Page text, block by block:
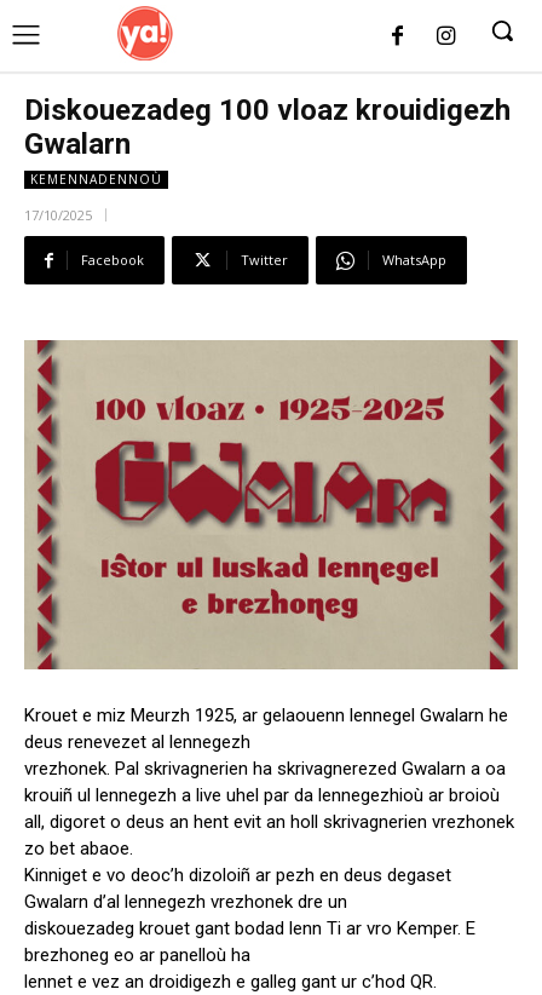
Diskouezadeg 100 vloaz krouidigezh
Gwalarn
KEMENNADENNOÙ
17/10/2025
Facebook Twitter WhatsApp
Krouet e miz Meurzh 1925, ar gelaouenn lennegel Gwalarn he
deus renevezet al lennegezh
vrezhonek. Pal skrivagnerien ha skrivagnerezed Gwalarn a oa
krouiñ ul lennegezh a live uhel par da lennegezhioù ar broioù
all, digoret o deus an hent evit an holl skrivagnerien vrezhonek
zo bet abaoe.
Kinniget e vo deoc’h dizoloiñ ar pezh en deus degaset
Gwalarn d’al lennegezh vrezhonek dre un
diskouezadeg krouet gant bodad lenn Ti ar vro Kemper. E
brezhoneg eo ar panelloù ha
lennet e vez an droidigezh e galleg gant ur c’hod QR.